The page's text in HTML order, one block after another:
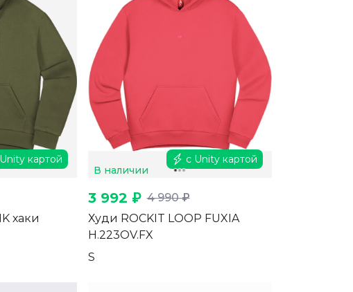
картой
хаки
В наличии
с Unity картой
3 992 ₽ 4 990 ₽
Худи ROCKIT LOOP FUXIA
H.223OV.FX
S